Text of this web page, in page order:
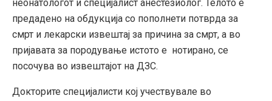
неонатологот и специјалист анестезиолог. Телото е
предадено на обдукција со пополнети потврда за
смрт и лекарски извештај за причина за смрт, а во
пријавата за породување истото е нотирано, се
посочува во извештајот на ДЗС.
Докторите специјалисти кој учествувале во